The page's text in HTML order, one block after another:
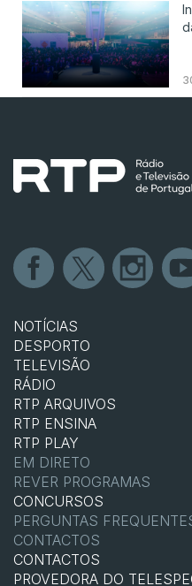
NOTÍCIAS
DESPORTO
TELEVISÃO
RÁDIO
RTP ARQUIVOS
RTP ENSINA
RTP PLAY
EM DIRETO
REVER PROGRAMAS
CONCURSOS
PERGUNTAS
CONTACTOS
CONTACTOS
PROVEDORA DO